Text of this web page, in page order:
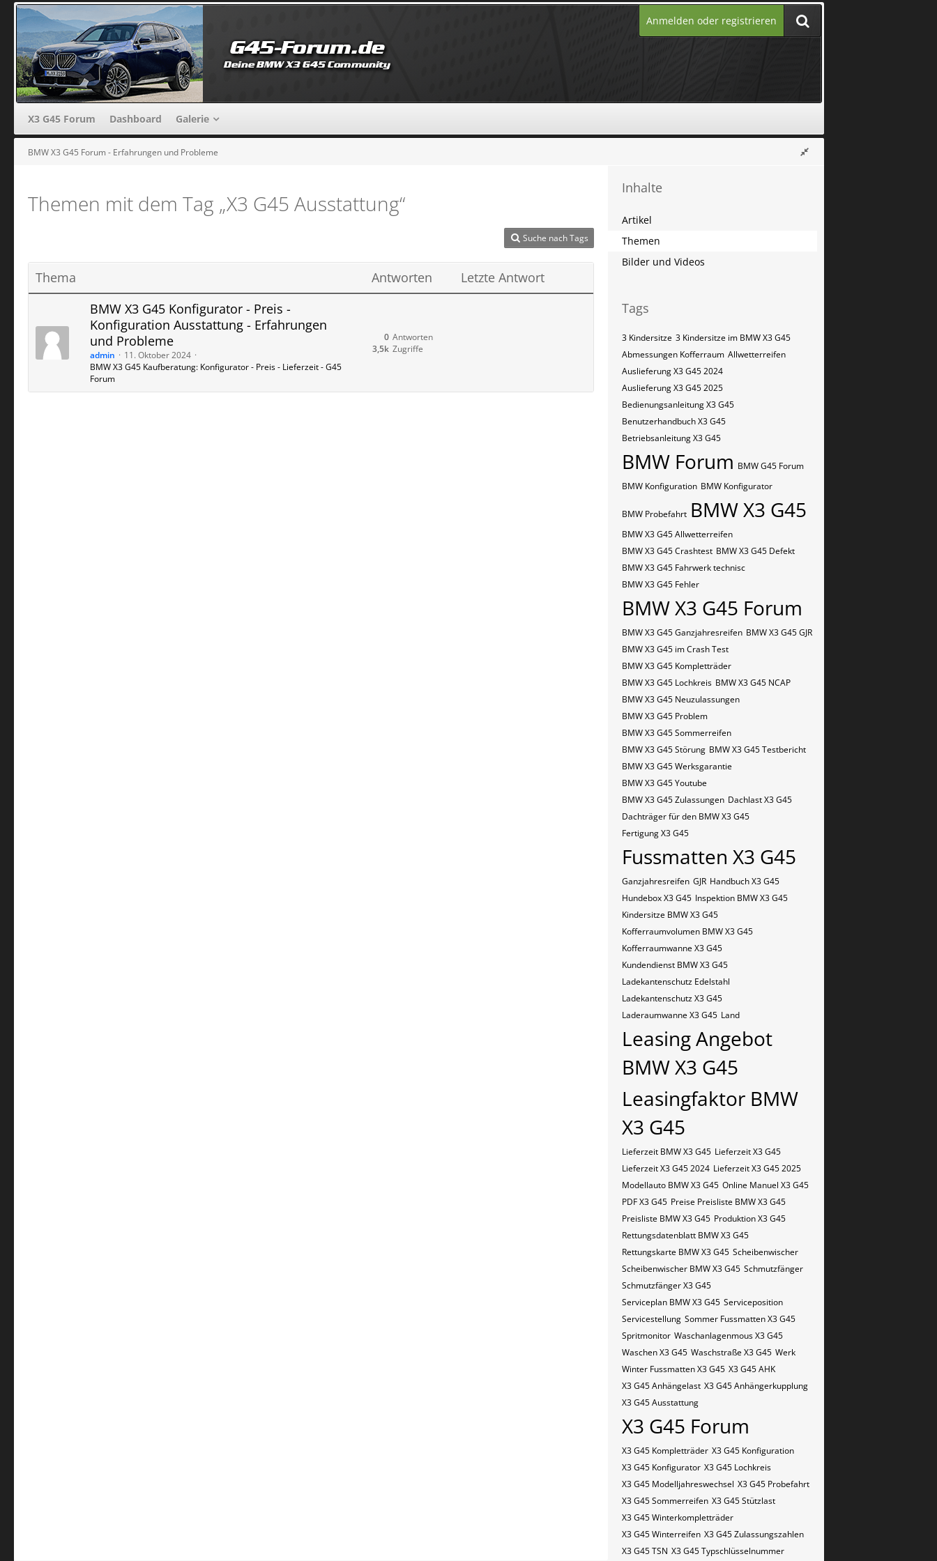
Anmelden oder registrieren
X3 G45 Forum Dashboard Galerie
BMW X3 G45 Forum - Erfahrungen und Probleme
Themen mit dem Tag „X3 G45 Ausstattung“
Suche nach Tags
Thema Antworten
Letzte Antwort
BMW X3 G45 Konfigurator - Preis -
Konfiguration Ausstattung - Erfahrungen
und Probleme
admin
11. Oktober 2024
BMW X3 G45 Kaufberatung: Konfigurator - Preis - Lieferzeit - G45
Forum
Antworten
0
Zugriffe
3,5k
Inhalte
Artikel
Themen
Bilder und Videos
Tags
3 Kindersitze 3 Kindersitze im BMW X3 G45
Abmessungen Kofferraum Allwetterreifen
Auslieferung X3 G45 2024
Auslieferung X3 G45 2025
Bedienungsanleitung X3 G45
Benutzerhandbuch X3 G45
Betriebsanleitung X3 G45
BMW Forum BMW G45 Forum
BMW Konfiguration BMW Konfigurator
BMW Probefahrt BMW X3 G45
BMW X3 G45 Allwetterreifen
BMW X3 G45 Crashtest BMW X3 G45 Defekt
BMW X3 G45 Fahrwerk technisc
BMW X3 G45 Fehler
BMW X3 G45 Forum
BMW X3 G45 Ganzjahresreifen BMW X3 G45 GJR
BMW X3 G45 im Crash Test
BMW X3 G45 Kompletträder
BMW X3 G45 Lochkreis BMW X3 G45 NCAP
BMW X3 G45 Neuzulassungen
BMW X3 G45 Problem
BMW X3 G45 Sommerreifen
BMW X3 G45 Störung BMW X3 G45 Testbericht
BMW X3 G45 Werksgarantie
BMW X3 G45 Youtube
BMW X3 G45 Zulassungen Dachlast X3 G45
Dachträger für den BMW X3 G45
Fertigung X3 G45
Fussmatten X3 G45
Ganzjahresreifen GJR Handbuch X3 G45
Hundebox X3 G45 Inspektion BMW X3 G45
Kindersitze BMW X3 G45
Kofferraumvolumen BMW X3 G45
Kofferraumwanne X3 G45
Kundendienst BMW X3 G45
Ladekantenschutz Edelstahl
Ladekantenschutz X3 G45
Laderaumwanne X3 G45 Land
Leasing Angebot
BMW X3 G45
Leasingfaktor BMW
X3 G45
Lieferzeit BMW X3 G45 Lieferzeit X3 G45
Lieferzeit X3 G45 2024 Lieferzeit X3 G45 2025
Modellauto BMW X3 G45 Online Manuel X3 G45
PDF X3 G45 Preise Preisliste BMW X3 G45
Preisliste BMW X3 G45 Produktion X3 G45
Rettungsdatenblatt BMW X3 G45
Rettungskarte BMW X3 G45 Scheibenwischer
Scheibenwischer BMW​ X3 G45 Schmutzfänger
Schmutzfänger X3 G45
Serviceplan BMW X3 G45 Serviceposition
Servicestellung Sommer Fussmatten X3 G45
Spritmonitor Waschanlagenmous X3 G45
Waschen X3 G45 Waschstraße X3 G45 Werk
Winter Fussmatten X3 G45 X3 G45 AHK
X3 G45 Anhängelast X3 G45 Anhängerkupplung
X3 G45 Ausstattung
X3 G45 Forum
X3 G45 Kompletträder X3 G45 Konfiguration
X3 G45 Konfigurator X3 G45 Lochkreis
X3 G45 Modelljahreswechsel X3 G45 Probefahrt
X3 G45 Sommerreifen X3 G45 Stützlast
X3 G45 Winterkompletträder
X3 G45 Winterreifen X3 G45 Zulassungszahlen
X3 G45​​​​ TSN X3 G45​​​​ Typschlüsselnummer